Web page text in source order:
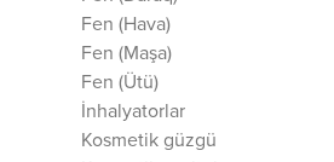
Fen (Hava)
Fen (Maşa)
Fen (Ütü)
İnhalyatorlar
Kosmetik güzgü